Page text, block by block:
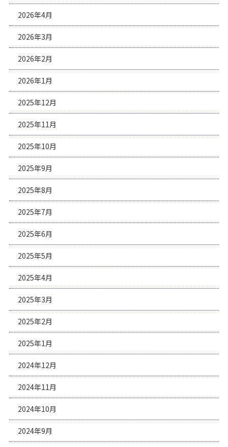
2026年4月
2026年3月
2026年2月
2026年1月
2025年12月
2025年11月
2025年10月
2025年9月
2025年8月
2025年7月
2025年6月
2025年5月
2025年4月
2025年3月
2025年2月
2025年1月
2024年12月
2024年11月
2024年10月
2024年9月